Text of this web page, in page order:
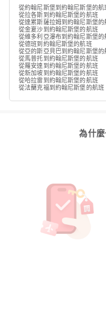
從約翰尼斯堡到約翰尼斯堡的航
從拉各斯到約翰尼斯堡的航班
從達累斯薩拉姆到約翰尼斯堡的
從金夏沙到約翰尼斯堡的航班
從維多利亞瀑布到約翰尼斯堡的
從德班到約翰尼斯堡的航班
從亞的斯亞貝巴到約翰尼斯堡的
從馬普托到約翰尼斯堡的航班
從羅安達到約翰尼斯堡的航班
從新加坡到約翰尼斯堡的航班
從哈拉雷到約翰尼斯堡的航班
從法蘭克福到約翰尼斯堡的航班
為什